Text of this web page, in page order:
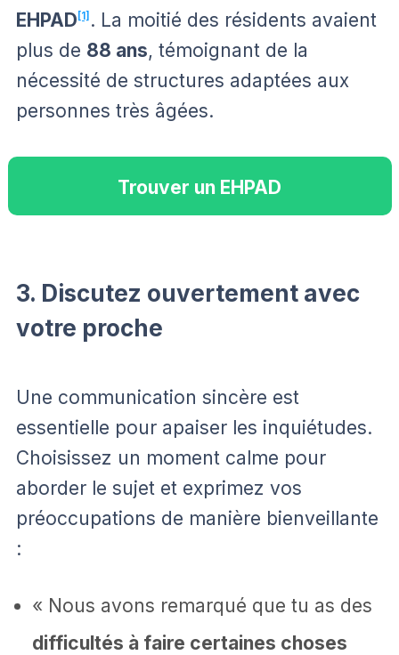
EHPAD [1] . La moitié des résidents avaient
plus de 88 ans, témoignant de la
nécessité de structures adaptées aux
personnes très âgées.
Trouver un EHPAD
3. Discutez ouvertement avec
votre proche
Une communication sincère est
essentielle pour apaiser les inquiétudes.
Choisissez un moment calme pour
aborder le sujet et exprimez vos
préoccupations de manière bienveillante
:
« Nous avons remarqué que tu as des
difficultés à faire certaines choses